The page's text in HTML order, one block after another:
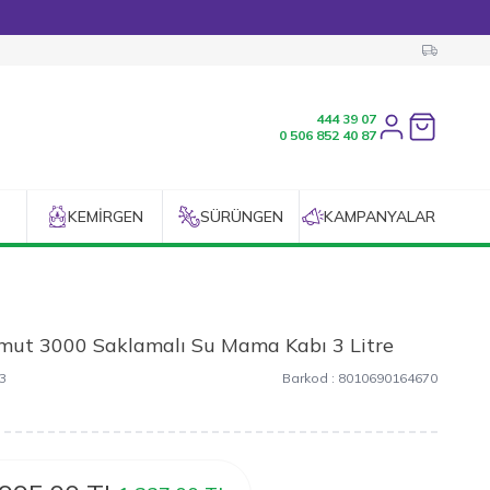
444 39 07
0 506 852 40 87
Favorilerim
KEMIRGEN SÜRÜNGEN KAMPANYALAR
3000 Saklamalı Su Mama Kabı 3 Litre
Barkod : 8010690164670